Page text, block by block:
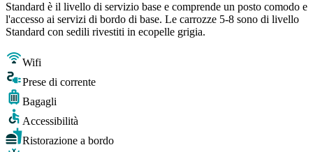
Standard è il livello di servizio base e comprende un posto comodo e
l'accesso ai servizi di bordo di base. Le carrozze 5-8 sono di livello
Standard con sedili rivestiti in ecopelle grigia.
Wifi
Prese di corrente
Bagagli
Accessibilità
Ristorazione a bordo